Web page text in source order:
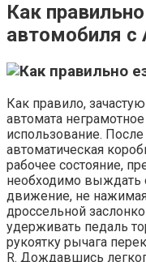
Как
автомобиля
Как правило,
автомата
использование.
автоматическая
рабочее состояние,
необходимо выждать
движение, не
дроссельной
удерживать педаль
рукоятку рычага
R. Дождавшись